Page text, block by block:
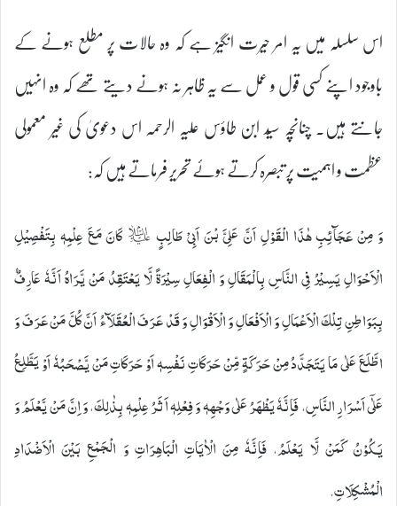
اس سلسلہ میں یہ امر حیرت انگیز ہے کہ وہ حالات پر مطلع ہونے کے
باوجود اپنے کسی قول و عمل سے یہ ظاہر نہ ہونے دیتے تھے کہ وہ انہیں
جانتے ہیں۔ چنانچہ سیّد ابن طاؤس علیہ الرحمہ اس دعویٰ کی غیر معمولی
عظمت و اہمیت پر تبصرہ کرتے ہوئے تحریر فرماتے ہیں کہ:
وَ مِنْ عَجَآئِبِ هٰذَا الْقَوْلِ اَنَّ عَلِیَّ بْنَ اَبِیْ طَالِبٍ ؑ كَانَ مَعَ عِلْمِهٖ بِتَفْصِيْلِ
الْاَحْوَالِ يَسِيْرُ فِی النَّاسِ بِالْمَقَالِ وَ الْفِعَالِ سِيْرَةً لَّا يَعْتَقِدُ مَنْ يَّرَاهُ اَنَّهٗ عَارِفٌۢ
بِبَوَاطِنِ تِلْكَ الْاَعْمَالِ وَ الْاَفْعَالِ وَ الْاَقْوَالِ وَ قَدْ عَرَفَ الْعُقَلَآءُ اَنَّ كُلَّ مَنْ عَرَفَ وَ
اطَّلَعَ عَلٰى مَا يَتَجَدَّدُ مِنْ حَرَكَةٍ مِّنْ حَرَكَاتِ نَفْسِهٖ اَوْ حَرَكَاتِ مَنْ يَّصْحَبُهٗ اَوْ يَطَّلِعُ
عَلٰۤى اَسْرَارِ النَّاسِ، فَاِنَّهٗ يَظْهَرُ عَلٰى وَجْهِهٖ وَ فِعْلِهٖ اَثَرُ عِلْمِهٖ بِذٰلِكَ، وَ اِنَّ مَنْ یَّعْلَمُ وَ
يَكُوْنُ كَمَنْ لَّا يَعْلَمُ، فَاِنَّہٗ مِنَ الْاٰيَاتِ الْبَاهِرَاتِ وَ الْجَمْعِ بَيْنَ الْاَضْدَادِ
الْمُشْكِلَاتِ.